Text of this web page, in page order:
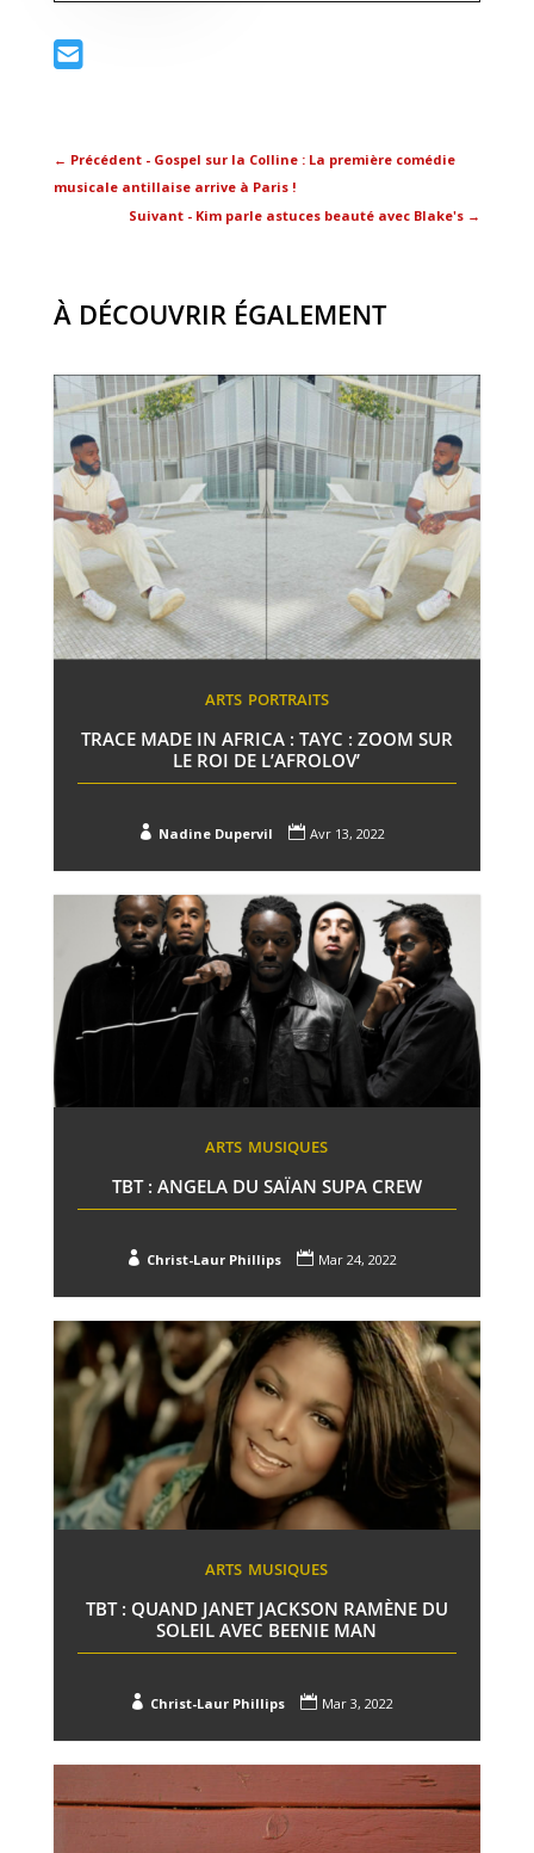
← Précédent - Gospel sur la Colline : La première comédie
musicale antillaise arrive à Paris !
Suivant - Kim parle astuces beauté avec Blake's →
À DÉCOUVRIR ÉGALEMENT
ARTS PORTRAITS
TRACE MADE IN AFRICA : TAYC : ZOOM SUR
LE ROI DE L’AFROLOV’
 Nadine Dupervil  Avr 13, 2022
ARTS MUSIQUES
TBT : ANGELA DU SAÏAN SUPA CREW
 Christ-Laur Phillips  Mar 24, 2022
ARTS MUSIQUES
TBT : QUAND JANET JACKSON RAMÈNE DU
SOLEIL AVEC BEENIE MAN
 Christ-Laur Phillips  Mar 3, 2022